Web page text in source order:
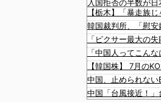
【栃木】「暴走族
韓国裁判所、「慰
「ピクサー最大の
「中国人ってこん
【韓国株】 7月の
中国、止められな
中国「台風接近！